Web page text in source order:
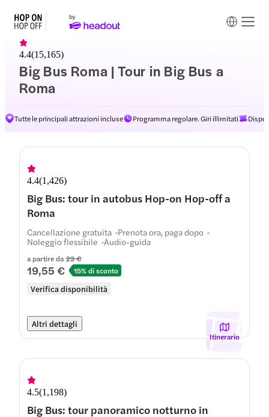
Big Bus Roma | Tour in Big Bus a
Roma
4.4(15,165)
Tutte le principali attrazioni incluse Programma regolare. Giri illimitati
Percorsi
4.4(1,426)
Big Bus: tour in autobus Hop-on Hop-off a
Roma
a partire da 23 €
19,55 € 15% di sconto
Verifica disponibilità
Cancellazione gratuita Prenota ora, paga dopo
Noleggio flessibile Audio-guida
Altri dettagli
Itinerario
4.5(1,198)
Big Bus: tour panoramico notturno in